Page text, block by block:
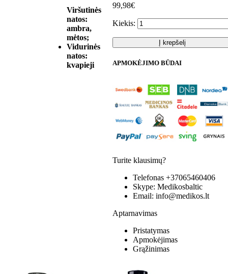
99,98€
Kiekis:
Į krepšelį
APMOKĖJIMO BŪDAI
Turite klausimų?
Telefonas +37065460406
Skype: Medikosbaltic
Email: info@medikos.lt
Aptarnavimas
Pristatymas
Apmokėjimas
Grąžinimas
Viršutinės
natos:
ambra,
mėtos;
Vidurinės
natos:
kvapieji